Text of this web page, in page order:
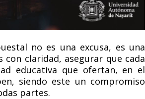
no es una excusa, es una
claridad, asegurar que cada
educativa que ofertan, en el
siendo este un compromiso
partes.